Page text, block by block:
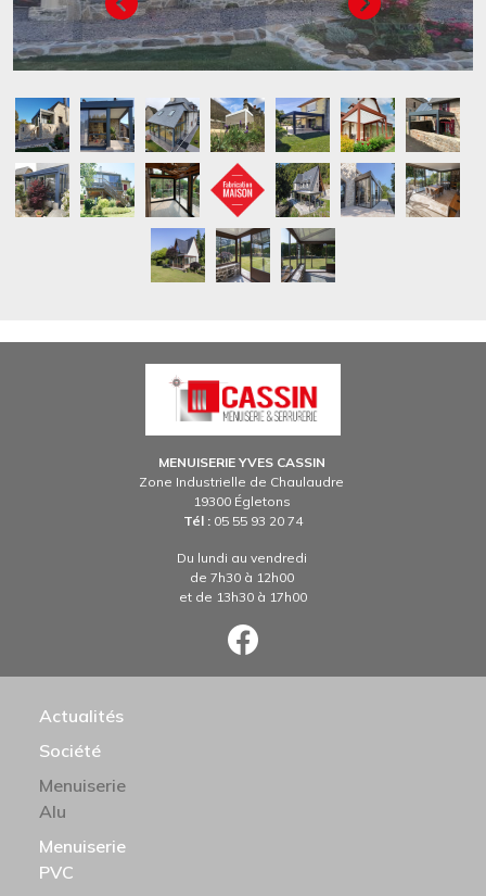
Image
MENUISERIE YVES CASSIN
Zone Industrielle de Chaulaudre
19300 Égletons
Tél : 05 55 93 20 74
Du lundi au vendredi
de 7h30 à 12h00
et de 13h30 à 17h00
Actualités
Société
Menuiserie
Alu
Menuiserie
PVC